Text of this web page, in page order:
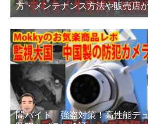
方・メンテナンス方法や販売店
情報あり
闇バイト 強盗対策！高性能デ